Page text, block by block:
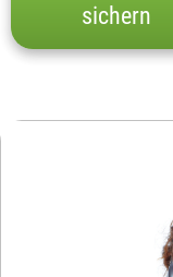
sichern